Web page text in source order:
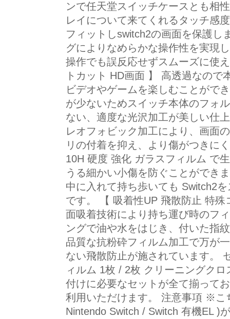
ンで任天堂スイッチケースとも相
レイについて来てくれるタッチ感
フィットしswitch2の画面を保護し
グによりなめらかな操作性を実現
操作でも誤反応せずスムーズに使
トカット HD画面 】 高透過なので
ビデオやゲームを楽しむことがで
が少ないためスイッチ本体のフォ
ない、適度な光沢加工が美しい仕
レオフォビック加工により、画面
リの付着を抑え、より傷がつきに
10H 硬度 強化 ガラスフィルム で
うる細かい小傷を防ぐことができ
中に入れて持ち歩いても Switch2
です。 【 吸着性UP 飛散防止 特
面吸着技術により持ち運び時のフ
ングで油や水をはじき、付いた指
品質な抗粉砕フィルム加工で万が
ない飛散防止が施されています。
ィルム 1枚 / 2枚 クリーニングク
付けに必要なセットが全て揃って
利用いただけます。 注意事項 ※こ
Nintendo Switch / Switch 有機EL )